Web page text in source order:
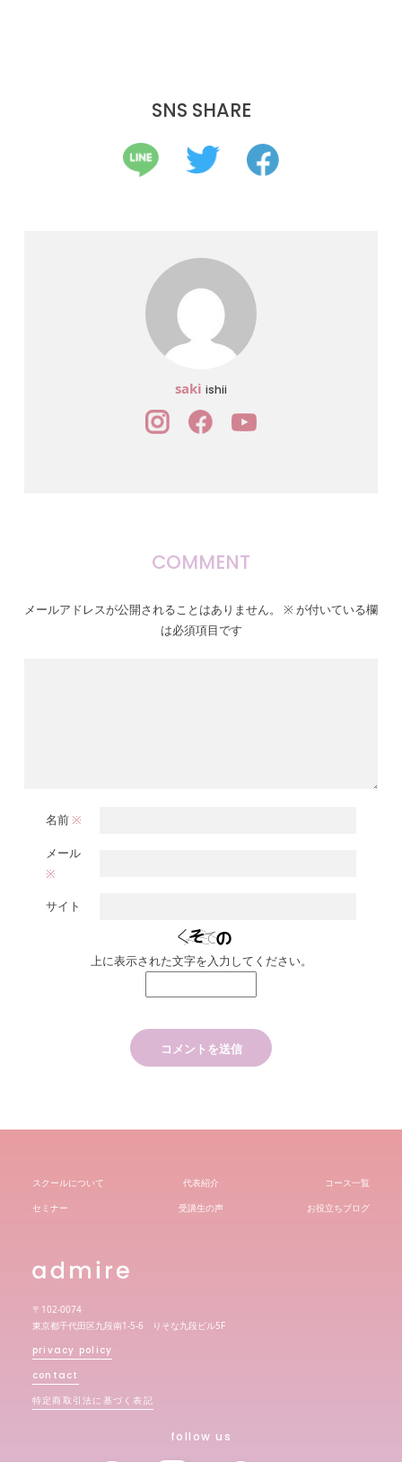
SNS SHARE
saki ishii
COMMENT
メールアドレスが公開されることはありません。 ※ が付いている欄
は必須項目です
名前 ※
メール
※
サイト
上に表示された文字を入力してください。
スクールについて 代表紹介
コース一覧
セミナー
受講生の声 お役立ちブログ
〒102-0074
東京都千代田区九段南1-5-6 りそな九段ビル5F
privacy policy
contact
特定商取引法に基づく表記
follow us